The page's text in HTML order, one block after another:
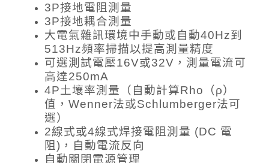
3P接地電阻測量
3P接地耦合測量
大電氣雜訊環境中手動或自動40Hz到
513Hz頻率掃描以提高測量精度
可選測試電壓16V或32V，測量電流可
高達250mA
4P土壤率測量（自動計算Rho（ρ）
值，Wenner法或Schlumberger法可
選）
2線式或4線式焊接電阻測量 (DC 電
阻)，自動電流反向
自動關閉電源管理